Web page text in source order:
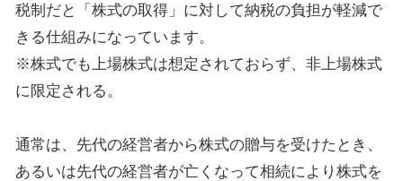
税制だと「株式の取得」に対して納税の負担が軽減で
きる仕組みになっています。
※株式でも上場株式は想定されておらず、非上場株式
に限定される。
通常は、先代の経営者から株式の贈与を受けたとき、
あるいは先代の経営者が亡くなって相続により株式を